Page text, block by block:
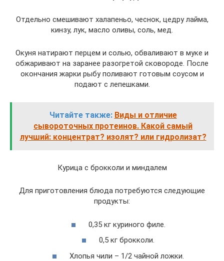
Отдельно смешивают халапеньо, чеснок, цедру лайма,
кинзу, лук, масло оливы, соль, мед.
Окуня натирают перцем и солью, обваливают в муке и
обжаривают на заранее разогретой сковороде. После
окончания жарки рыбу поливают готовым соусом и
подают с лепешками.
Читайте также: Виды и отличие
сывороточных протеинов. Какой самый
лучший: концентрат? изолят? или гидролизат?
Курица с брокколи и миндалем
Для приготовления блюда потребуются следующие
продукты:
0,35 кг куриного филе.
0,5 кг брокколи.
Хлопья чили – 1/2 чайной ложки.